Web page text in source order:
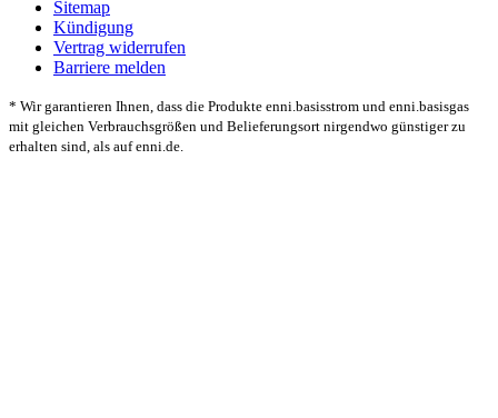
Sitemap
Kündigung
Vertrag widerrufen
Barriere melden
* Wir garantieren Ihnen, dass die Produkte enni.basisstrom und enni.basisgas
mit gleichen Verbrauchsgrößen und Belieferungsort nirgendwo günstiger zu
erhalten sind, als auf enni.de.